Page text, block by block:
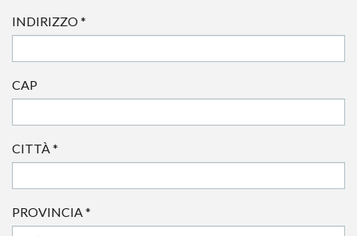
INDIRIZZO*
CAP
CITTÀ*
PROVINCIA*